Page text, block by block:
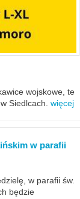
wojskowe, te
Siedlcach. więcej
w parafii
w parafii św.
będzie